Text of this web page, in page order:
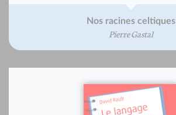
Nos racines celtiques
Pierre Gastal